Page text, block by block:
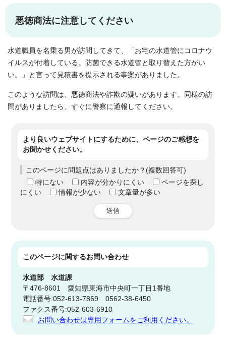
悪徳商法に注意してください
水道職員を名乗る男が訪問してきて、「お宅の水道管にコロナウ
イルスが付着している。防菌できる水道管と取り替えた方がい
い。」と言って見積書を提示される事案がありました。
このような訪問は、悪徳商法や詐欺の疑いがあります。同様の訪
問がありましたら、すぐに警察に通報してください。
より良いウェブサイトにするために、ページのご感想を
お聞かせください。
このページに問題点はありましたか？(複数回答可)
特にない
内容が分かりにくい
ページを探し
にくい
情報が少ない 文章量が多い
送信
このページに関するお問い合わせ
水道部水道課
〒476-8601 愛知県東海市中央町一丁目1番地
電話番号:052-613-7869 0562-38-6450
ファクス番号:052-603-6910
お問い合わせは専用フォームをご利用ください。